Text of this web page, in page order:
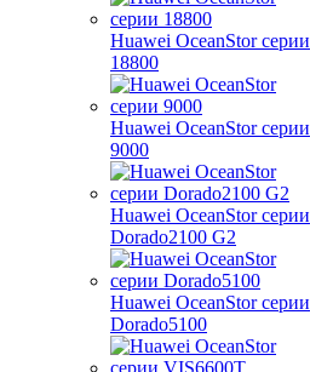
Huawei OceanStor серии
18800
Huawei OceanStor серии
9000
Huawei OceanStor серии
Dorado2100 G2
Huawei OceanStor серии
Dorado5100